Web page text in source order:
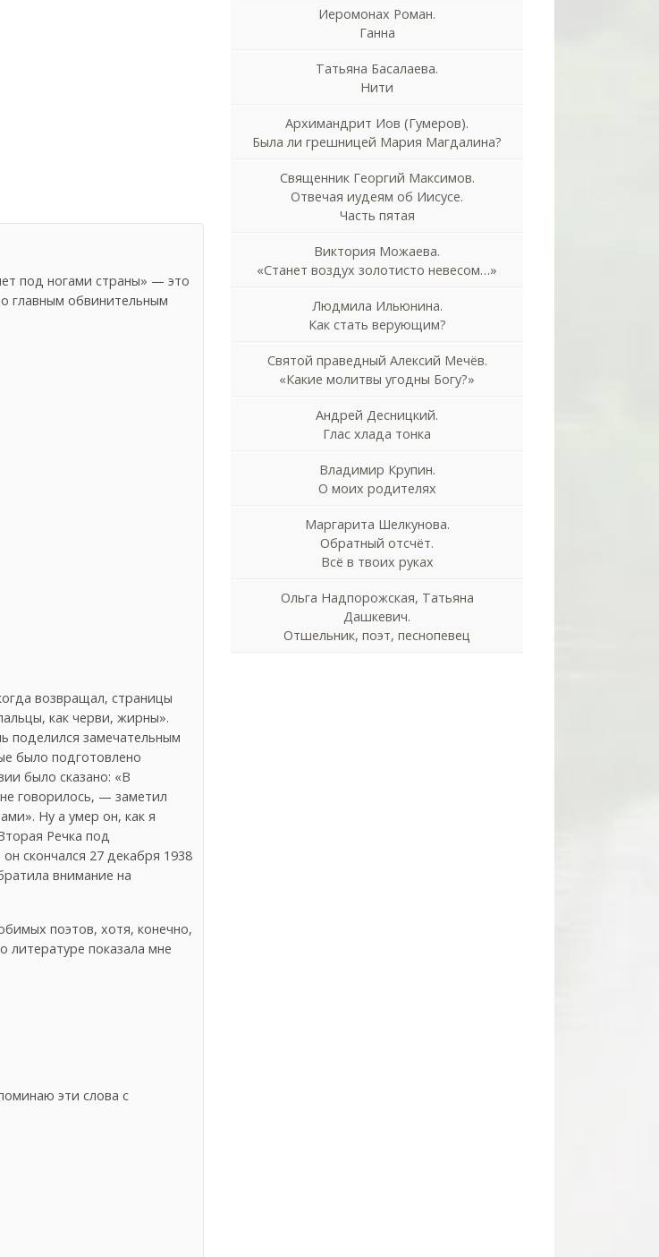
под ногами страны» — это
главным обвинительным
возвращал, страницы
как черви, жирны».
поделился замечательным
было подготовлено
было сказано: «В
говорилось, — заметил
Ну а умер он, как я
Речка под
скончался 27 декабря 1938
внимание на
поэтов, хотя, конечно,
литературе показала мне
эти слова с
Иеромонах Роман.
Ганна
Татьяна Басалаева.
Нити
Архимандрит Иов (Гумеров).
Была ли грешницей Мария Магдалина?
Священник Георгий Максимов.
Отвечая иудеям об Иисусе.
Часть пятая
Виктория Можаева.
«Станет воздух золотисто невесом…»
Людмила Ильюнина.
Как стать верующим?
Святой праведный Алексий Мечёв.
«Какие молитвы угодны Богу?»
Андрей Десницкий.
Глас хлада тонка
Владимир Крупин.
О моих родителях
Маргарита Шелкунова.
Обратный отсчёт.
Всё в твоих руках
Ольга Надпорожская, Татьяна
Дашкевич.
Отшельник, поэт, песнопевец